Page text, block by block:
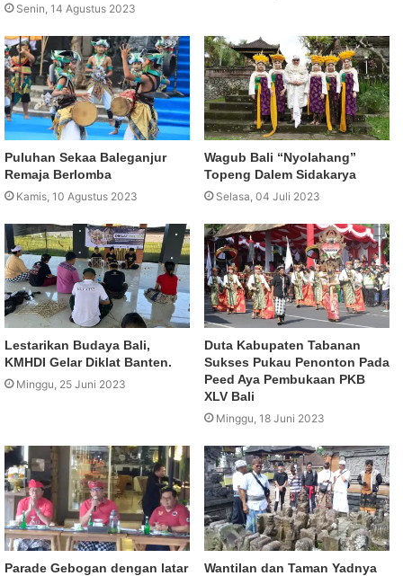
Senin, 14 Agustus 2023
Puluhan Sekaa Baleganjur
Remaja Berlomba
Kamis, 10 Agustus 2023
Wagub Bali “Nyolahang”
Topeng Dalem Sidakarya
Selasa, 04 Juli 2023
Lestarikan Budaya Bali,
KMHDI Gelar Diklat Banten.
Minggu, 25 Juni 2023
Duta Kabupaten Tabanan
Sukses Pukau Penonton Pada
Peed Aya Pembukaan PKB
XLV Bali
Minggu, 18 Juni 2023
Parade Gebogan dengan latar
Wantilan dan Taman Yadnya